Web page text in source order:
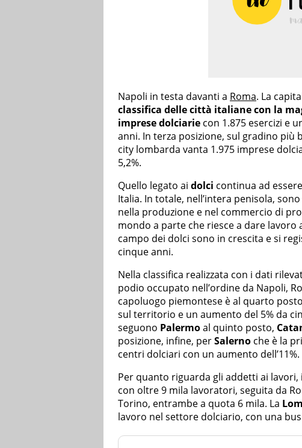
Napoli in testa davanti a Roma. La
classifica delle città italiane con la
imprese dolciarie con 1.875 esercizi e
anni. In terza posizione, sul gradino più
city lombarda vanta 1.975 imprese
5,2%.
Quello legato ai dolci continua ad
Italia. In totale, nell’intera penisola,
nella produzione e nel commercio di
mondo a parte che riesce a dare lavoro
campo dei dolci sono in crescita e si
cinque anni.
Nella classifica realizzata con i dati
podio occupato nell’ordine da Napoli,
capoluogo piemontese è al quarto
sul territorio e un aumento del 5% da
seguono Palermoal quinto posto,
posizione, infine, perSalerno che è la
centri dolciari con un aumento dell’11%.
Per quanto riguarda gli addetti ai
con oltre 9 mila lavoratori, seguita da
Torino, entrambe a quota 6 mila. La
lavoro nel settore dolciario, con una